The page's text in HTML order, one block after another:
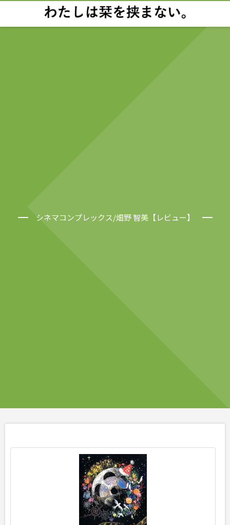
シネマコンプレックス/畑野 智美【レビュー】